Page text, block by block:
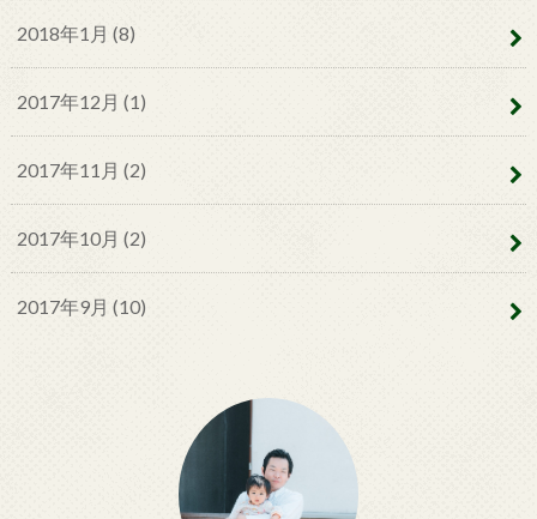
2018年1月 (8)
2017年12月 (1)
2017年11月 (2)
2017年10月 (2)
2017年9月 (10)